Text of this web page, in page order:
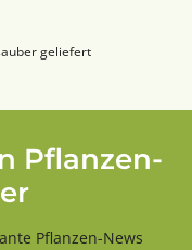
geliefert
Pflanzen-
Pflanzen-News